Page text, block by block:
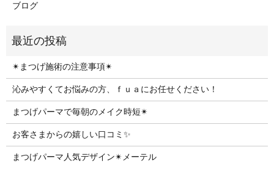
ブログ
✴︎まつげ施術の注意事項✴︎
沁みやすくてお悩みの方、ｆｕａにお任せください！
まつげパーマで毎朝のメイク時短✴︎
お客さまからの嬉しい口コミ✨
まつげパーマ人気デザイン✴︎メーテル